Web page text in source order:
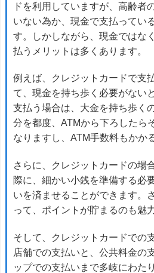
ドを利用していますが、高齢者
いない為か、現金で支払ってい
す。しかしながら、現金ではな
払うメリットは多くあります。
例えば、クレジットカードで支
て、現金を持ち歩く必要がない
支払う場合は、大金を持ち歩く
分を都度、ATMから下ろしたら
なりますし、ATM手数料もかか
さらに、クレジットカードの場
際に、細かい小銭を準備する必
いを済ませることができます。
って、ポイントが貯まるのも魅
そして、クレジットカードでの
店舗での支払いと、公共料金の
ップでの支払いまで多岐にわた